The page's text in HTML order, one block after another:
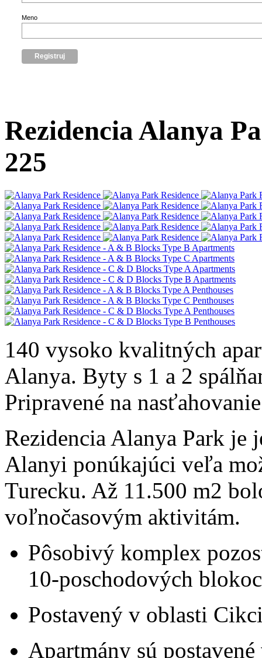
Meno
Rezidencia Alanya
225
140 vysoko kvalitných
Alanya. Byty s 1 a 2
Pripravené na nasťahovanie
Rezidencia Alanya Park je
Alanyi ponúkajúci veľa
Turecku. Až 11.500 m2
voľnočasovým aktivitám.
Pôsobivý komplex
10-poschodových
Postavený v oblasti
Apartmány sú